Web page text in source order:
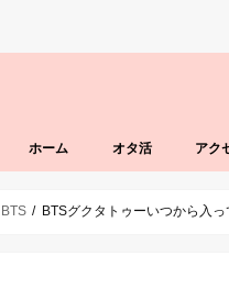
ホーム オタ活 アク
BTS BTSグクタトゥーいつから入